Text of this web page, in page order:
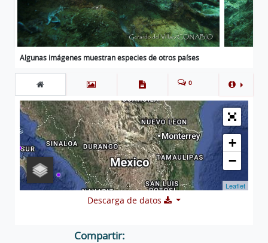
Algunas imágenes muestran especies de otros países
0
+
−
Leaflet
Descarga de datos
Compartir: